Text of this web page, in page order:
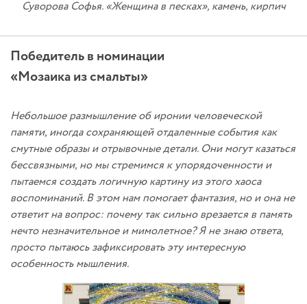
Суворова Софья. «Женщина в песках», камень, кирпич
Победитель в номинации
«Мозаика из смальты»
Небольшое размышление об иронии человеческой
памяти, иногда сохраняющей отдаленные события как
смутные образы и отрывочные детали. Они могут казаться
бессвязными, но мы стремимся к упорядоченности и
пытаемся создать логичную картину из этого хаоса
воспоминаний. В этом нам помогает фантазия, но и она не
ответит на вопрос: почему так сильно врезается в память
нечто незначительное и мимолетное? Я не знаю ответа,
просто пытаюсь зафиксировать эту интересную
особенность мышления.